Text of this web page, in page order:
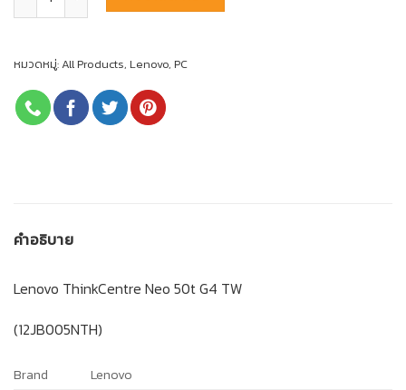
หมวดหมู่:All Products, Lenovo, PC
คำอธิบาย
Lenovo ThinkCentre Neo 50t G4 TW
(12JB005NTH)
Brand
Lenovo